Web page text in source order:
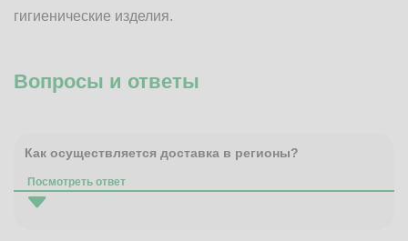
гигиенические изделия.
Вопросы и ответы
Как осуществляется доставка в регионы?
Посмотреть ответ